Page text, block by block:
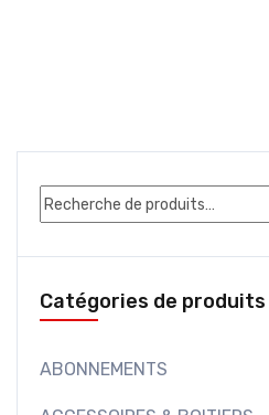
Recherche
pour :
Catégories de produits
ABONNEMENTS